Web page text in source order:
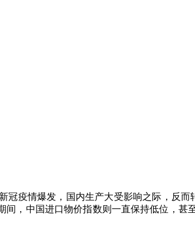
冠疫情爆发，国内生产大受影响之际，反
，中国进口物价指数则一直保持低位，甚